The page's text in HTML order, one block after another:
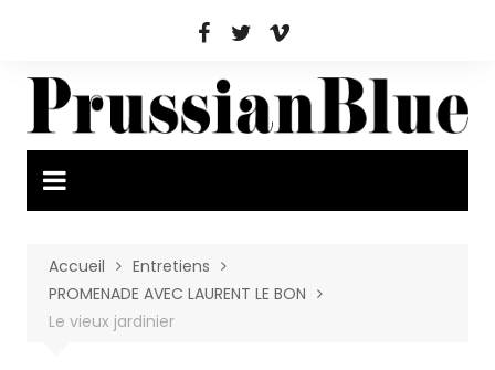
Accueil
Entretiens
PROMENADE AVEC LAURENT LE BON
Le vieux jardinier